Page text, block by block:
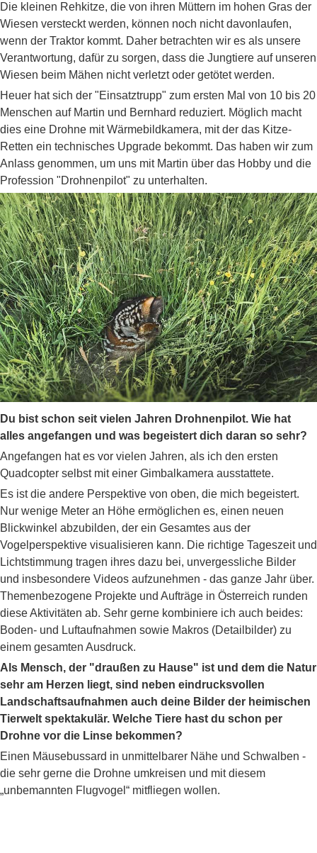
Die kleinen Rehkitze, die von ihren Müttern im hohen Gras der
Wiesen versteckt werden, können noch nicht davonlaufen,
wenn der Traktor kommt. Daher betrachten wir es als unsere
Verantwortung, dafür zu sorgen, dass die Jungtiere auf unseren
Wiesen beim Mähen nicht verletzt oder getötet werden.
Heuer hat sich der "Einsatztrupp" zum ersten Mal von 10 bis 20
Menschen auf Martin und Bernhard reduziert. Möglich macht
dies eine Drohne mit Wärmebildkamera, mit der das Kitze-
Retten ein technisches Upgrade bekommt. Das haben wir zum
Anlass genommen, um uns mit Martin über das Hobby und die
Profession "Drohnenpilot" zu unterhalten.
Du bist schon seit vielen Jahren Drohnenpilot. Wie hat
alles angefangen und was begeistert dich daran so sehr?
Angefangen hat es vor vielen Jahren, als ich den ersten
Quadcopter selbst mit einer Gimbalkamera ausstattete.
Es ist die andere Perspektive von oben, die mich begeistert.
Nur wenige Meter an Höhe ermöglichen es, einen neuen
Blickwinkel abzubilden, der ein Gesamtes aus der
Vogelperspektive visualisieren kann. Die richtige Tageszeit und
Lichtstimmung tragen ihres dazu bei, unvergessliche Bilder
und insbesondere Videos aufzunehmen - das ganze Jahr über.
Themenbezogene Projekte und Aufträge in Österreich runden
diese Aktivitäten ab. Sehr gerne kombiniere ich auch beides:
Boden- und Luftaufnahmen sowie Makros (Detailbilder) zu
einem gesamten Ausdruck.
Als Mensch, der "draußen zu Hause" ist und dem die Natur
sehr am Herzen liegt, sind neben eindrucksvollen
Landschaftsaufnahmen auch deine Bilder der heimischen
Tierwelt spektakulär. Welche Tiere hast du schon per
Drohne vor die Linse bekommen?
Einen Mäusebussard in unmittelbarer Nähe und Schwalben -
die sehr gerne die Drohne umkreisen und mit diesem
„unbemannten Flugvogel“ mitfliegen wollen.